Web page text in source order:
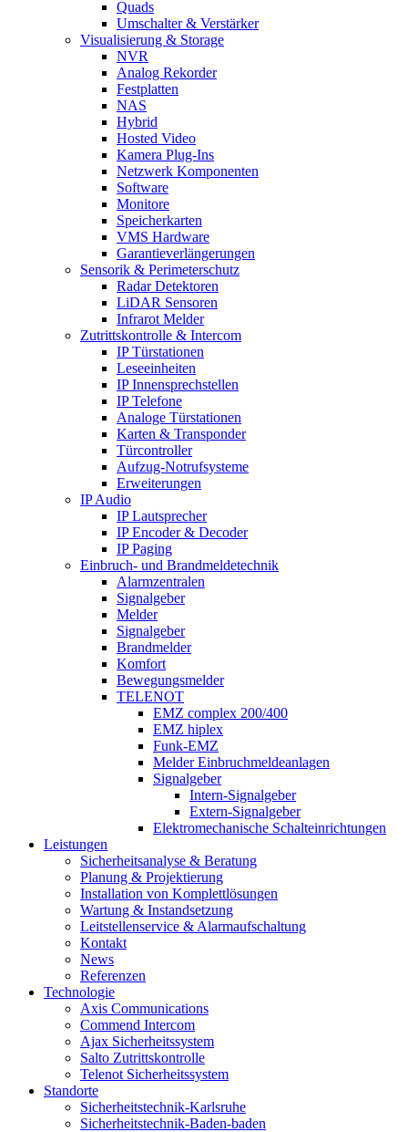
Quads
Umschalter & Verstärker
Visualisierung & Storage
NVR
Analog Rekorder
Festplatten
NAS
Hybrid
Hosted Video
Kamera Plug-Ins
Netzwerk Komponenten
Software
Monitore
Speicherkarten
VMS Hardware
Garantieverlängerungen
Sensorik & Perimeterschutz
Radar Detektoren
LiDAR Sensoren
Infrarot Melder
Zutrittskontrolle & Intercom
IP Türstationen
Leseeinheiten
IP Innensprechstellen
IP Telefone
Analoge Türstationen
Karten & Transponder
Türcontroller
Aufzug-Notrufsysteme
Erweiterungen
IP Audio
IP Lautsprecher
IP Encoder & Decoder
IP Paging
Einbruch- und Brandmeldetechnik
Alarmzentralen
Signalgeber
Melder
Signalgeber
Brandmelder
Komfort
Bewegungsmelder
TELENOT
EMZ complex 200/400
EMZ hiplex
Funk-EMZ
Melder Einbruchmeldeanlagen
Signalgeber
Intern-Signalgeber
Extern-Signalgeber
Elektromechanische Schalteinrichtungen
Leistungen
Sicherheitsanalyse & Beratung
Planung & Projektierung​
Installation von Komplettlösungen
Wartung & Instandsetzung
Leitstellenservice & Alarmaufschaltung
Kontakt
News
Referenzen
Technologie
Axis Communications
Commend Intercom
Ajax Sicherheitssystem​
Salto Zutrittskontrolle
Telenot Sicherheitssystem
Standorte
Sicherheitstechnik-Karlsruhe
Sicherheitstechnik-Baden-baden